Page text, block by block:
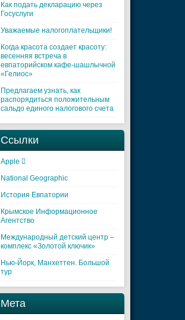
Как подать декларацию через
Госуслуги
Уважаемые налогоплательщики!
Когда красота создает красоту:
весенняя встреча в
евпаторийском кафе-шашлычной
«Гелиос»
Предлагаем узнать, как
распорядиться положительным
сальдо единого налогового счета
Ссылки
Apple 
National Geographic
История Евпатории
Крымское Информационное
Агентство
Международный детский центр –
комплекс «Золотой ключик»
Нью-Йорк, Манхеттен. Большой
тур
Мета